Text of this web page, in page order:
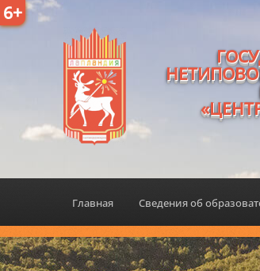
6+
Главная Сведения об